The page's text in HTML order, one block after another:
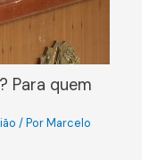
Para quem
/ PorMarcelo